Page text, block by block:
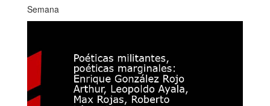
Semana